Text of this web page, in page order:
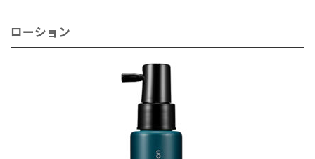
ローション